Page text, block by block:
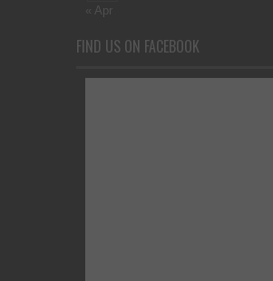
« Apr
FIND US ON FACEBOOK